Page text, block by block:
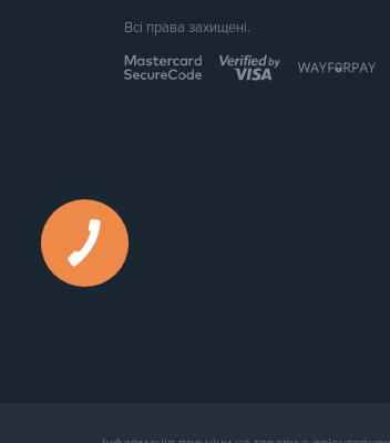
Всі права захищені.